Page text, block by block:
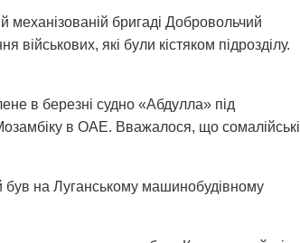
бригаді Добровольчий
які були кістяком підрозділу.
в березні судно «Абдулла» під
в ОАЕ. Вважалося, що сомалійські
на Луганському машинобудівному